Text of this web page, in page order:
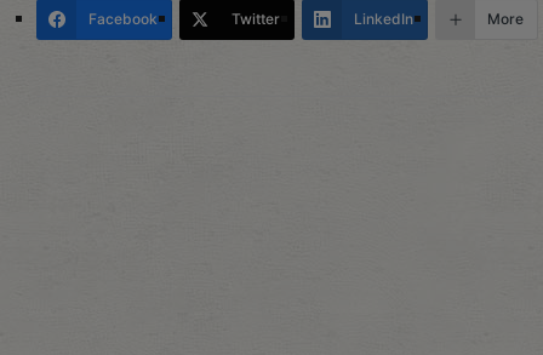
Facebook Twitter LinkedIn More